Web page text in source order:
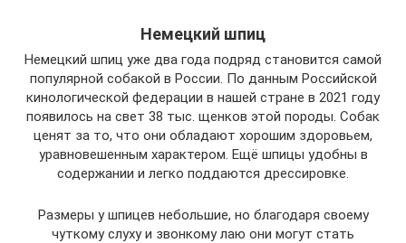
Немецкий шпиц
Немецкий шпиц уже два года подряд становится самой
популярной собакой в России. По данным Российской
кинологической федерации в нашей стране в 2021 году
появилось на свет 38 тыс. щенков этой породы. Собак
ценят за то, что они обладают хорошим здоровьем,
уравновешенным характером. Ещё шпицы удобны в
содержании и легко поддаются дрессировке.
Размеры у шпицев небольшие, но благодаря своему
чуткому слуху и звонкому лаю они могут стать